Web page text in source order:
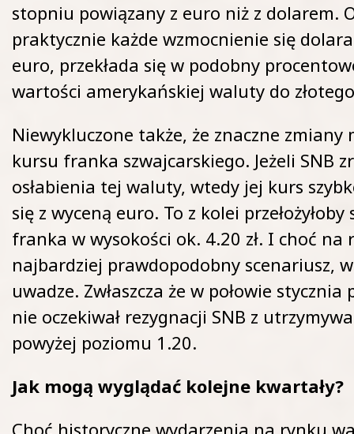
stopniu powiązany z euro niż z dolarem.
praktycznie każde wzmocnienie się
euro, przekłada się w podobny
wartości amerykańskiej waluty do
Niewykluczone także, że znaczne zmiany
kursu franka szwajcarskiego. Jeżeli SNB
osłabienia tej waluty, wtedy jej kurs
się z wyceną euro. To z kolei
franka w wysokości ok. 4.20 zł. I choć na
najbardziej prawdopodobny scenariusz,
uwadze. Zwłaszcza że w połowie
nie oczekiwał rezygnacji SNB z
powyżej poziomu 1.20.
Jak mogą wyglądać kolejne kwartały?
Choć historyczne wydarzenia na rynku